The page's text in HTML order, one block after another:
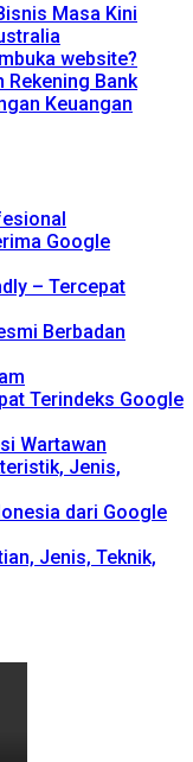
Masa Kini
website?
Rekening Bank
Keuangan
Google
– Tercepat
Berbadan
Terindeks Google
Wartawan
Jenis,
dari Google
Jenis, Teknik,